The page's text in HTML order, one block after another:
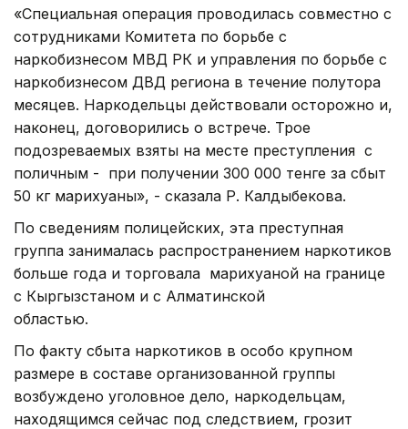
«Специальная операция проводилась совместно с
сотрудниками Комитета по борьбе с
наркобизнесом МВД РК и управления по борьбе с
наркобизнесом ДВД региона в течение полутора
месяцев. Наркодельцы действовали осторожно и,
наконец, договорились о встрече. Трое
подозреваемых взяты на месте преступления с
поличным - при получении 300 000 тенге за сбыт
50 кг марихуаны», - сказала Р. Калдыбекова.
По сведениям полицейских, эта преступная
группа занималась распространением наркотиков
больше года и торговала марихуаной на границе
с Кыргызстаном и с Алматинской
областью.
По факту сбыта наркотиков в особо крупном
размере в составе организованной группы
возбуждено уголовное дело, наркодельцам,
находящимся сейчас под следствием, грозит